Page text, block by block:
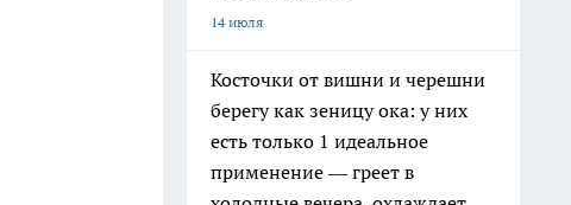
14 июля
Косточки от вишни и черешни
берегу как зеницу ока: у них
есть только 1 идеальное
применение — греет в